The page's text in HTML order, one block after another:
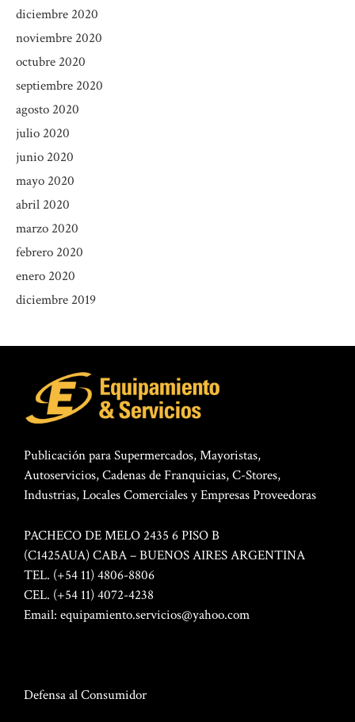
diciembre 2020
noviembre 2020
octubre 2020
septiembre 2020
agosto 2020
julio 2020
junio 2020
mayo 2020
abril 2020
marzo 2020
febrero 2020
enero 2020
diciembre 2019
Publicación para Supermercados, Mayoristas,
Autoservicios, Cadenas de Franquicias, C-Stores,
Industrias, Locales Comerciales y Empresas Proveedoras
PACHECO DE MELO 2435 6 PISO B
(C1425AUA) CABA – BUENOS AIRES ARGENTINA
TEL. (+54 11) 4806-8806
CEL. (+54 11) 4072-4238
Email: equipamiento.servicios@yahoo.com
Defensa al Consumidor